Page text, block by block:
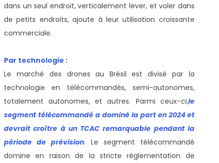
dans un seul endroit, verticalement lever, et voler dans
de petits endroits, ajoute à leur utilisation croissante
commerciale.
Par technologie :
Le marché des drones au Brésil est divisé par la
technologie en télécommandés, semi-autonomes,
totalement autonomes, et autres. Parmi ceux-ci,le
segment télécommandé a dominé la part en 2024 et
devrait croître à un TCAC remarquable pendant la
période de prévision. Le segment télécommandé
domine en raison de la stricte réglementation de